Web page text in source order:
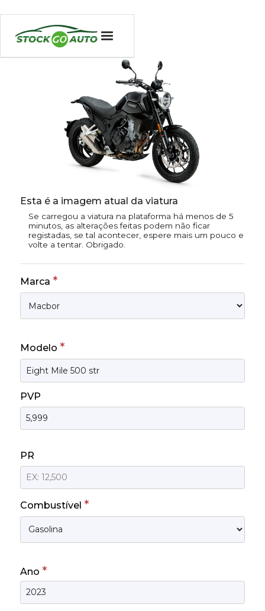
Esta é a imagem atual da viatura
Se carregou a viatura na plataforma há menos de 5
minutos, as alterações feitas podem não ficar
registadas, se tal acontecer, espere mais um pouco e
volte a tentar. Obrigado.
Marca *
Modelo *
PVP
PR
Combustível *
Ano *